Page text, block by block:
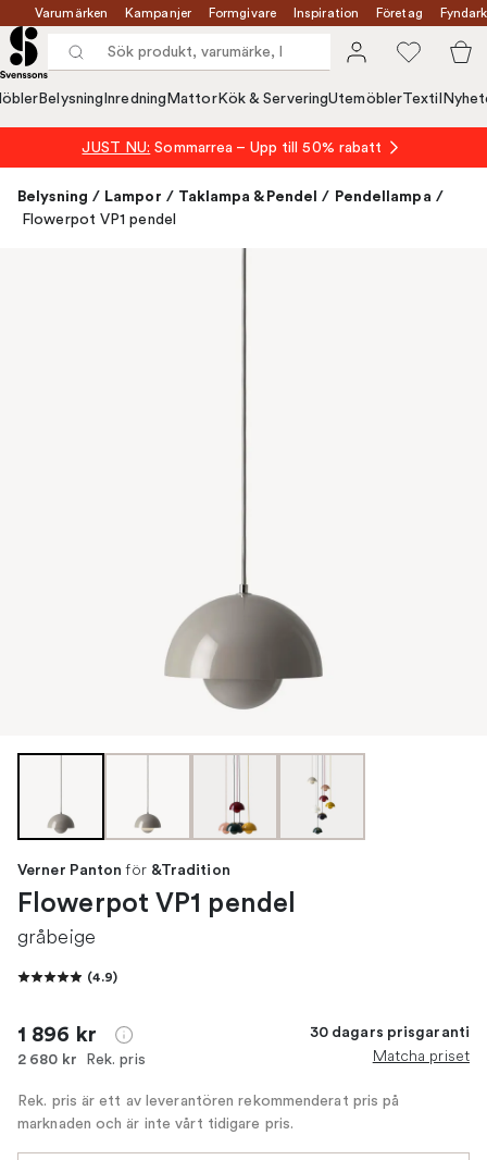
Varumärken Kampanjer Formgivare Inspiration Företag
Belysning Inredning MattorKök & ServeringUtemöblerTextil
JUST NU: Sommarrea – Upp till 50% rabatt
Belysning / Lampor / Taklampa & Pendel / Pendellampa /
Flowerpot VP1 pendel
Verner Panton för &Tradition
Flowerpot VP1 pendel
gråbeige
(4.9)
1 896 kr
2 680 kr Rek. pris
30 dagars prisgaranti
Matcha priset
Rek. pris är ett av leverantören rekommenderat pris på
marknaden och är inte vårt tidigare pris.